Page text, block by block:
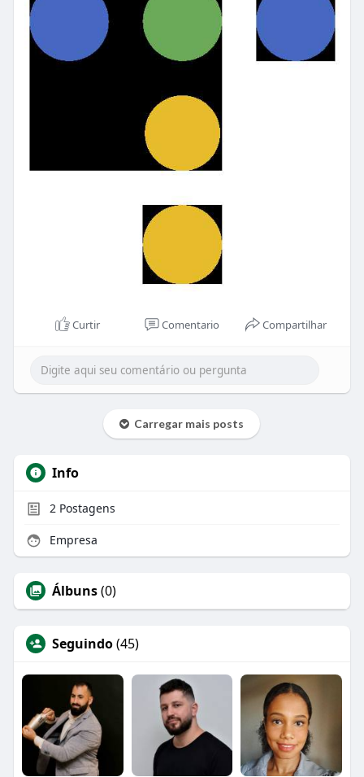
Curtir Comentario Compartilhar
Carregar mais posts
Info
2Postagens
Empresa
Álbuns(0)
Seguindo(45)